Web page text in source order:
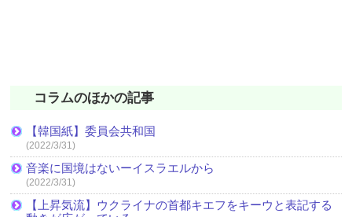
コラムのほかの記事
【韓国紙】委員会共和国
(2022/3/31)
音楽に国境はないーイスラエルから
(2022/3/31)
【上昇気流】ウクライナの首都キエフをキーウと表記する